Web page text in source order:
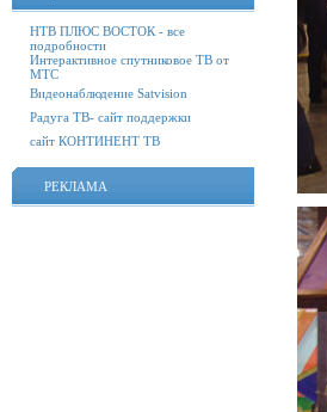
НТВ ПЛЮС ВОСТОК - все
подробности
Интерактивное спутниковое ТВ от
МТС
Видеонаблюдение Satvision
Радуга ТВ- сайт поддержки
сайт КОНТИНЕНТ ТВ
РЕКЛАМА